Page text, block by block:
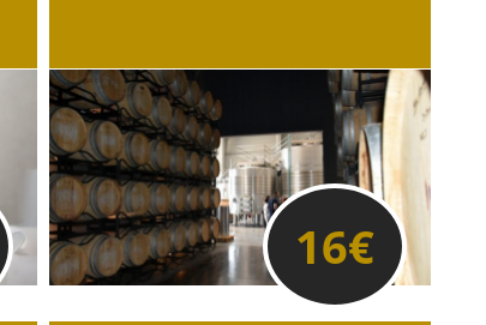
16€